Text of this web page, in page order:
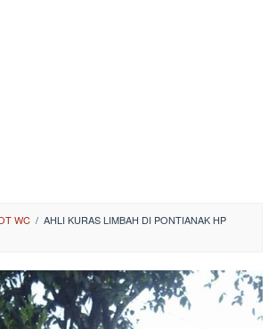
WC / AHLI KURAS LIMBAH DI PONTIANAK HP